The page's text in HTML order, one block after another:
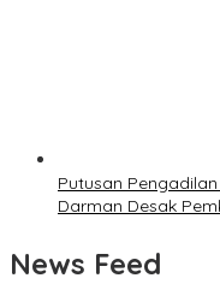
Putusan
Darman Desak
News Feed